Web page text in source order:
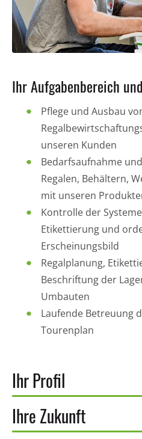
Ihr Aufgabenbereich
Pflege und Ausbau
unseren Kunden
Bedarfsaufnahme
Regalen, Behältern,
mit unseren
Kontrolle der
Etikettierung und
Erscheinungsbild
Regalplanung,
Beschriftung der
Umbauten
Laufende Betreuung
Tourenplan
Ihr Profil
Ihre Zukunft